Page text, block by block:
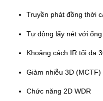
Truyền phát đồng thời
Tự động lấy nét với
Khoảng cách IR tối đa
Giảm nhiễu 3D (MCTF)
Chức năng 2D WDR